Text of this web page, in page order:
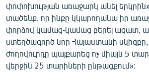
փոփոխության առաջարկ անել
տածենք, որ ինքը կկարողանա իր
փորձով կամաց-կամաց բերել ազատ,
ստեղծագործ նոր Հայաստանի
ժողովուրդը պայքարեց ոչ միայն 5
վերջին 25 տարիների ընթացքում»: